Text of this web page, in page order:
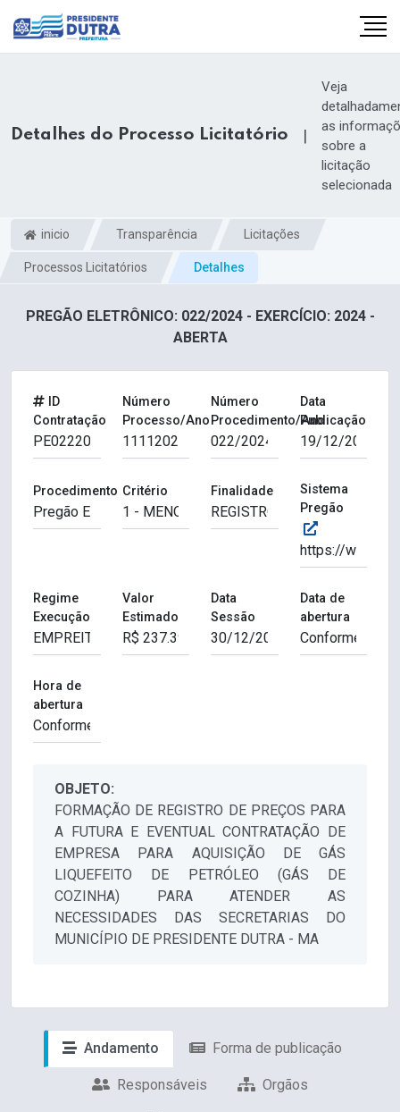
Detalhes do Processo Licitatório |
Veja
as
sobre a
licitação
selecionada
inicio Transparência Licitações
Processos Licitatórios Detalhes
PREGÃO ELETRÔNICO: 022/2024 - EXERCÍCIO: 2024 -
ABERTA
ID
Contratação
Número
Processo/Ano
Número
Procedimento/Ano
Data
Publicação
Procedimento Critério Finalidade
Sistema
Pregão
Regime
Execução
Valor
Estimado
Data
Sessão
Data de
abertura
Hora de
abertura
OBJETO:
FORMAÇÃO DE REGISTRO DE PREÇOS PARA
A FUTURA E EVENTUAL CONTRATAÇÃO DE
EMPRESA PARA AQUISIÇÃO DE GÁS
LIQUEFEITO DE PETRÓLEO (GÁS DE
COZINHA) PARA ATENDER AS
NECESSIDADES DAS SECRETARIAS DO
MUNICÍPIO DE PRESIDENTE DUTRA - MA
Andamento Forma de publicação
Responsáveis Orgãos